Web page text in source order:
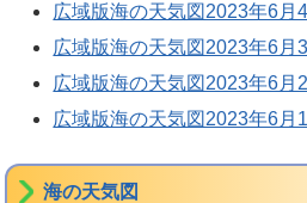
広域版海の天気図2023年6月
広域版海の天気図2023年6月
広域版海の天気図2023年6月
広域版海の天気図2023年6月
海の天気図